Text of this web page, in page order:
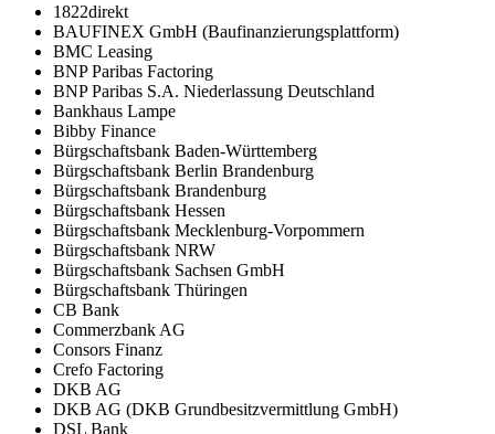
1822direkt
BAUFINEX GmbH (Baufinanzierungsplattform)
BMC Leasing
BNP Paribas Factoring
BNP Paribas S.A. Niederlassung Deutschland
Bankhaus Lampe
Bibby Finance
Bürgschaftsbank Baden-Württemberg
Bürgschaftsbank Berlin Brandenburg
Bürgschaftsbank Brandenburg
Bürgschaftsbank Hessen
Bürgschaftsbank Mecklenburg-Vorpommern
Bürgschaftsbank NRW
Bürgschaftsbank Sachsen GmbH
Bürgschaftsbank Thüringen
CB Bank
Commerzbank AG
Consors Finanz
Crefo Factoring
DKB AG
DKB AG (DKB Grundbesitzvermittlung GmbH)
DSL Bank